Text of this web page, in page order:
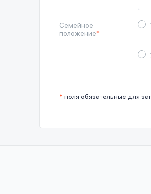
Семейное
положение*
* поля обязательные для